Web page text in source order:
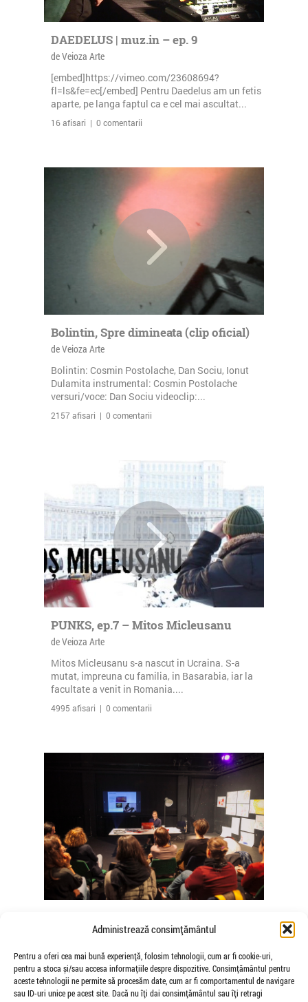
Administrează consimțământul
Pentru a oferi cea mai bună experiență, folosim tehnologii, cum ar fi cookie-uri,
pentru a stoca și/sau accesa informațiile despre dispozitive. Consimțământul pentru
aceste tehnologii ne permite să procesăm date, cum ar fi comportamentul de navigare
sau ID-uri unice pe acest site. Dacă nu îți dai consimțământul sau îți retragi
DAEDELUS | muz.in – ep. 9
de Veioza Arte
[embed]https://vimeo.com/23608694?
fl=ls&fe=ec[/embed] Pentru Daedelus am un fetis
aparte, pe langa faptul ca e cel mai ascultat...
16 afisari | 0 comentarii
Bolintin, Spre dimineata (clip oficial)
de Veioza Arte
Bolintin: Cosmin Postolache, Dan Sociu, Ionut
Dulamita instrumental: Cosmin Postolache
versuri/voce: Dan Sociu videoclip:...
2157 afisari | 0 comentarii
PUNKS, ep.7 – Mitos Micleusanu
de Veioza Arte
Mitos Micleusanu s-a nascut in Ucraina. S-a
mutat, impreuna cu familia, in Basarabia, iar la
facultate a venit in Romania....
4995 afisari | 0 comentarii
Somatice susținute de coregrafele
Mădălina Dan și Valentina De Piante
Niculae
de Veioza Arte